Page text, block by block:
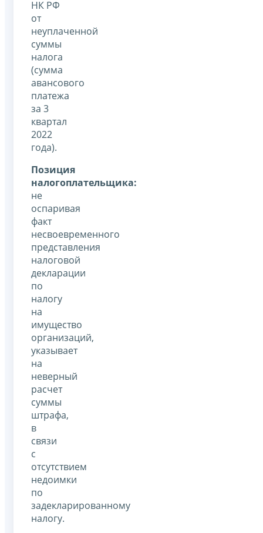
НК РФ
от
неуплаченной
суммы
налога
(сумма
авансового
платежа
за 3
квартал
2022
года).
Позиция
налогоплательщика:
не
оспаривая
факт
несвоевременного
представления
налоговой
декларации
по
налогу
на
имущество
организаций,
указывает
на
неверный
расчет
суммы
штрафа,
в
связи
с
отсутствием
недоимки
по
задекларированному
налогу.